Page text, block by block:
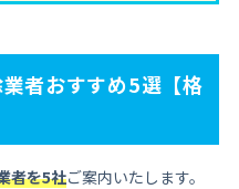
者おすすめ5選【格
者を5社ご案内いたします。